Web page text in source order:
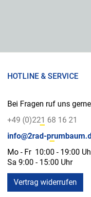
HOTLINE & SERVICE
Bei Fragen ruf uns
+49 (0)221 68 16 21
info@2rad-
Mo - Fr 10:00 - 19:00
Sa 9:00 - 15:00 Uhr
Vertrag widerrufen